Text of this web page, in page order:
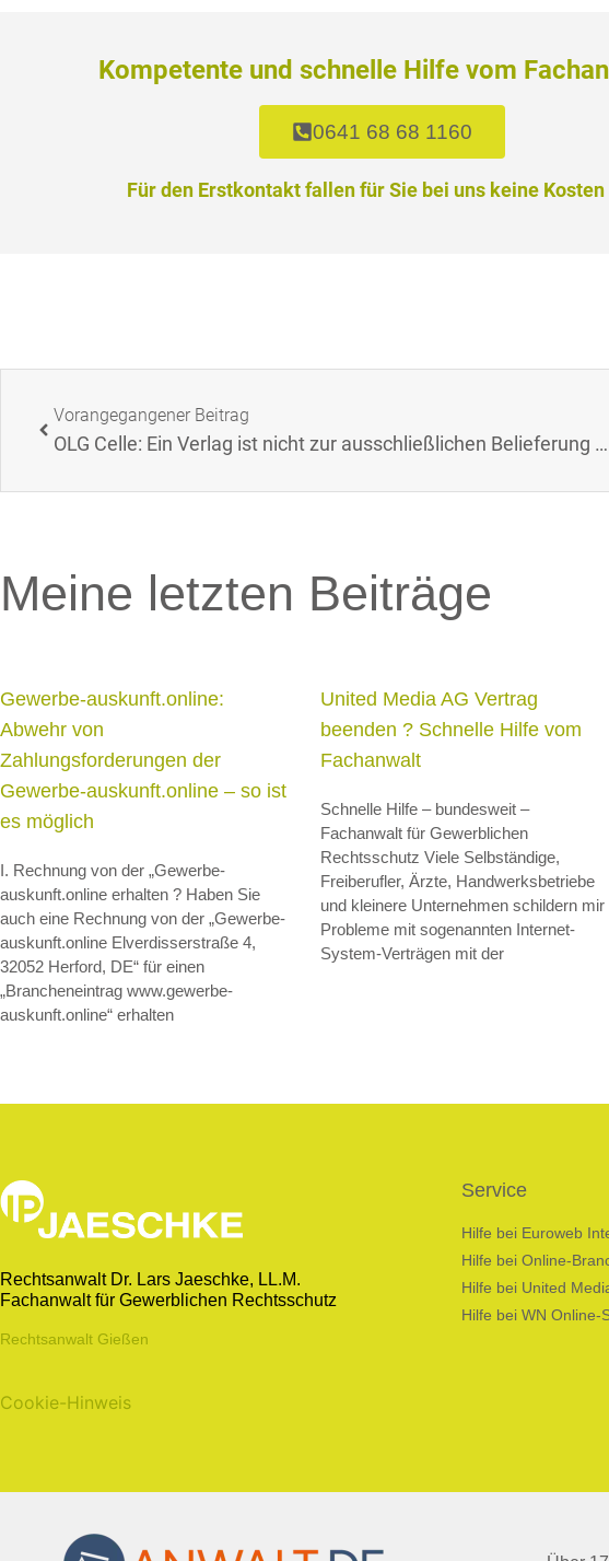
Kompetente und schnelle Hilfe vom
0641 68 68 1160
Für den Erstkontakt fallen für Sie bei uns keine Kosten
Vorangegangener Beitrag
OLG Celle: Ein Verlag ist nicht zur ausschließlichen Belieferung mit Presseerzeugnissen verpflichtet
Meine letzten Beiträge
Gewerbe-auskunft.online:
Abwehr von
Zahlungsforderungen der
Gewerbe-auskunft.online – so ist
es möglich
I. Rechnung von der „Gewerbe-
auskunft.online erhalten ? Haben Sie
auch eine Rechnung von der „Gewerbe-
auskunft.online Elverdisserstraße 4,
32052 Herford, DE“ für einen
„Brancheneintrag www.gewerbe-
auskunft.online“ erhalten
United Media AG Vertrag
beenden ? Schnelle Hilfe vom
Fachanwalt
Schnelle Hilfe – bundesweit –
Fachanwalt für Gewerblichen
Rechtsschutz Viele Selbständige,
Freiberufler, Ärzte, Handwerksbetriebe
und kleinere Unternehmen schildern mir
Probleme mit sogenannten Internet-
System-Verträgen mit der
Rechtsanwalt Dr. Lars Jaeschke, LL.M.
Fachanwalt für Gewerblichen Rechtsschutz
Rechtsanwalt Gießen
Cookie-Hinweis
Service
Hilfe bei Euroweb
Hilfe bei Online-
Hilfe bei United
Hilfe bei WN Online-